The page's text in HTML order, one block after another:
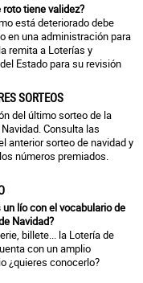
roto tiene validez?
está deteriorado debe
en una administración para
remita a Loterías y
Estado para su revisión
SORTEOS
del último sorteo de la
Consulta las
anterior sorteo de navidad y
números premiados.
un lío con el vocabulario de
Navidad?
billete... la Lotería de
con un amplio
¿quieres conocerlo?